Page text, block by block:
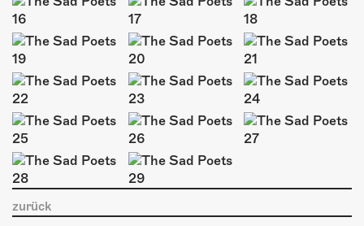
GÖNNEREI
SHOP
MITMACHEN
zurück